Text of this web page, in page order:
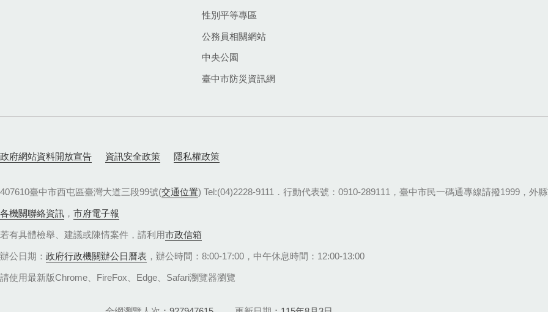
性別平等專區
公務員相關網站
中央公園
臺中市防災資訊網
政府網站資料開放宣告 資訊安全政策 隱私權政策
407610臺中市西屯區臺灣大道三段99號(交通位置) Tel:(04)2228-9111．行動代表號：0910-289111，臺中市民一碼通專線請撥1999，外
各機關聯絡資訊 ， 市府電子報
若有具體檢舉、建議或陳情案件，請利用市政信箱
辦公日期： 政府行政機關辦公日曆表 ，辦公時間：8:00-17:00，中午休息時間：12:00-13:00
請使用最新版Chrome、FireFox、Edge、Safari瀏覽器瀏覽